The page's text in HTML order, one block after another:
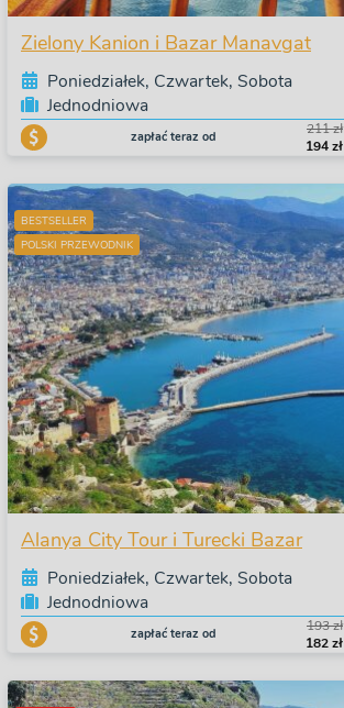
Zielony Kanion i Bazar Manavgat
Poniedziałek, Czwartek, Sobota
Jednodniowa
zapłać teraz od
211 zł
194 zł
BESTSELLER
POLSKI PRZEWODNIK
Alanya City Tour i Turecki Bazar
Poniedziałek, Czwartek, Sobota
Jednodniowa
zapłać teraz od
193 zł
182 zł